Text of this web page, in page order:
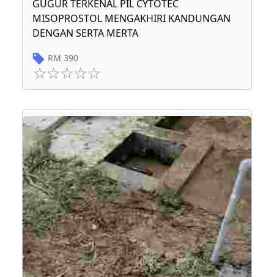
GUGUR TERKENAL PIL CYTOTEC
MISOPROSTOL MENGAKHIRI KANDUNGAN
DENGAN SERTA MERTA
RM 390